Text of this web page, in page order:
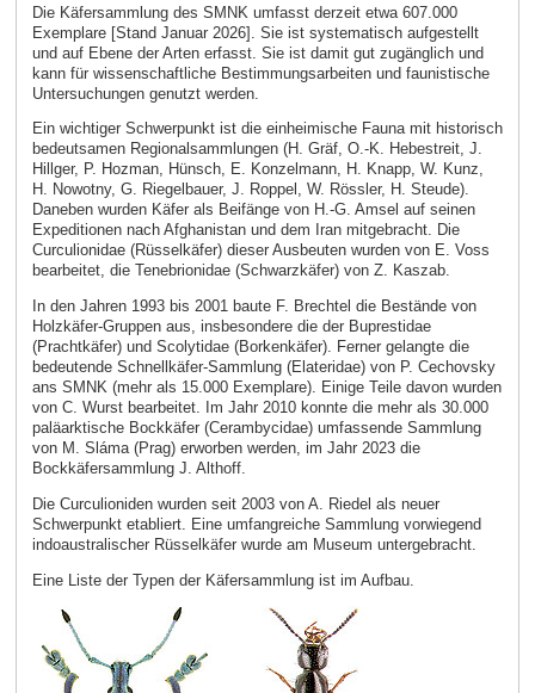
Die Käfersammlung des SMNK umfasst derzeit etwa 607.000
Exemplare [Stand Januar 2026]. Sie ist systematisch aufgestellt
und auf Ebene der Arten erfasst. Sie ist damit gut zugänglich und
kann für wissenschaftliche Bestimmungsarbeiten und faunistische
Untersuchungen genutzt werden.
Ein wichtiger Schwerpunkt ist die einheimische Fauna mit historisch
bedeutsamen Regionalsammlungen (H. Gräf, O.-K. Hebestreit, J.
Hillger, P. Hozman, Hünsch, E. Konzelmann, H. Knapp, W. Kunz,
H. Nowotny, G. Riegelbauer, J. Roppel, W. Rössler, H. Steude).
Daneben wurden Käfer als Beifänge von H.-G. Amsel auf seinen
Expeditionen nach Afghanistan und dem Iran mitgebracht. Die
Curculionidae (Rüsselkäfer) dieser Ausbeuten wurden von E. Voss
bearbeitet, die Tenebrionidae (Schwarzkäfer) von Z. Kaszab.
In den Jahren 1993 bis 2001 baute F. Brechtel die Bestände von
Holzkäfer-Gruppen aus, insbesondere die der Buprestidae
(Prachtkäfer) und Scolytidae (Borkenkäfer). Ferner gelangte die
bedeutende Schnellkäfer-Sammlung (Elateridae) von P. Cechovsky
ans SMNK (mehr als 15.000 Exemplare). Einige Teile davon wurden
von C. Wurst bearbeitet. Im Jahr 2010 konnte die mehr als 30.000
paläarktische Bockkäfer (Cerambycidae) umfassende Sammlung
von M. Sláma (Prag) erworben werden, im Jahr 2023 die
Bockkäfersammlung J. Althoff.
Die Curculioniden wurden seit 2003 von A. Riedel als neuer
Schwerpunkt etabliert. Eine umfangreiche Sammlung vorwiegend
indoaustralischer Rüsselkäfer wurde am Museum untergebracht.
Eine Liste der Typen der Käfersammlung ist im Aufbau.